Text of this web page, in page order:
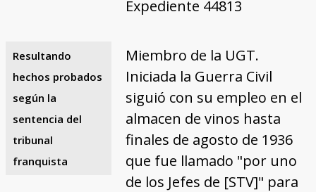
Expediente 44813
Resultando
hechos probados
según la
sentencia del
tribunal
franquista
Miembro de la UGT.
Iniciada la Guerra Civil
siguió con su empleo en el
almacen de vinos hasta
finales de agosto de 1936
que fue llamado "por uno
de los Jefes de [STV]" para